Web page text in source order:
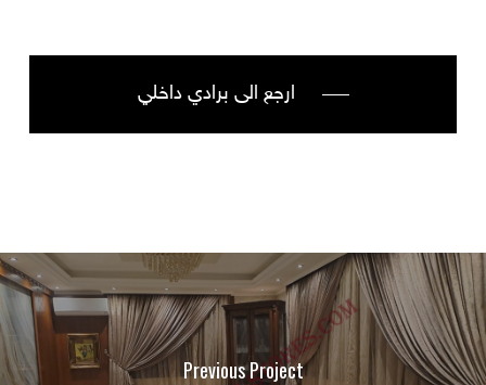
ارجع الى برادي داخلي
Previous Project